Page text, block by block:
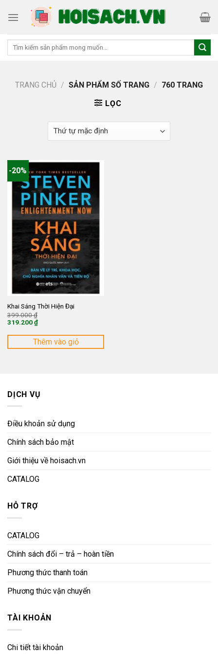
Tìm
TRANG CHỦ / SẢN PHẨM SỐ TRANG / 760 TRANG
LỌC
-20%
Khai Sáng Thời Hiện Đại
399.000₫
399.000 ₫.
319.200₫
hiện
là:
Thêm vào giỏ
DỊCH VỤ
Điều khoản sử dụng
Chính sách bảo mật
Giới thiệu về hoisach.vn
CATALOG
HỖ TRỢ
CATALOG
Chính sách đổi – trả – hoàn tiền
Phương thức thanh toán
Phương thức vận chuyển
TÀI KHOẢN
Chi tiết tài khoản